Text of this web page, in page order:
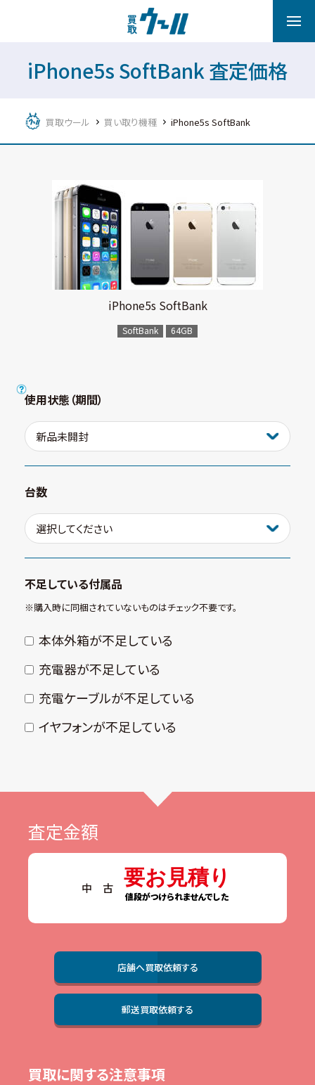
iPhone5s SoftBank 査定価格
買取ウール 買い取り機種 iPhone5s SoftBank
iPhone5s SoftBank
SoftBank 64GB
使用状態（期間）
台数
不足している付属品
※購⼊時に同梱されていないものはチェック不要です。
本体外箱が不⾜している
充電器が不⾜している
充電ケーブルが不⾜している
イヤフォンが不⾜している
査定金額
中 古 要お見積り
店舗へ買取依頼する
郵送買取依頼する
買取に関する注意事項